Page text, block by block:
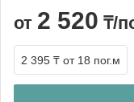
от 2 520 ₸/
2 395 ₸ от 18 пог.м